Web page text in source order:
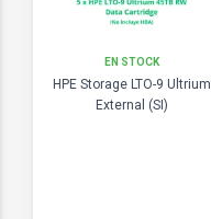
EN STOCK
HPE Storage LTO-9 Ultrium
External (SI)